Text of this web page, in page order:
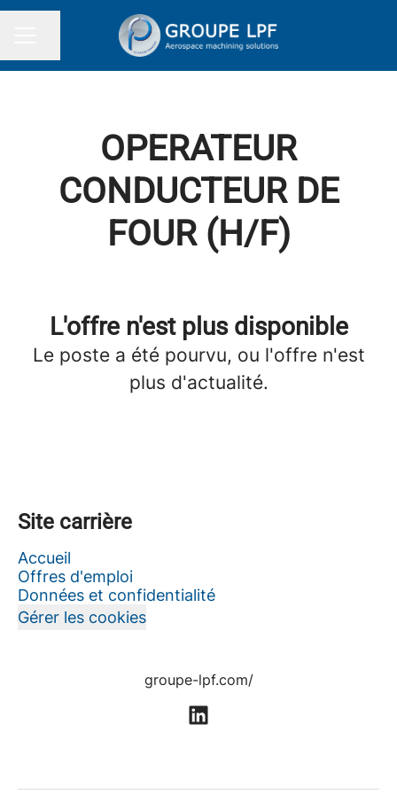
MENU CARRIÈRE
Partager la page
OPERATEUR
CONDUCTEUR DE
FOUR (H/F)
L'offre n'est plus disponible
Le poste a été pourvu, ou l'offre n'est
plus d'actualité.
Site carrière
Accueil
Offres d'emploi
Données et confidentialité
Gérer les cookies
groupe-lpf.com/